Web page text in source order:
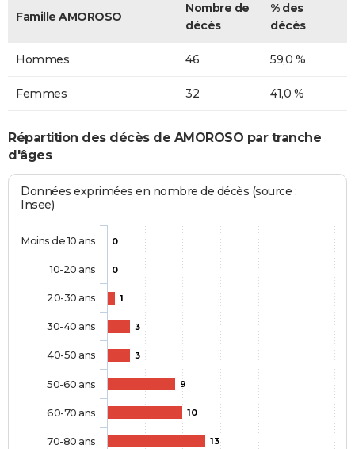
Famille AMOROSO
Nombre de
décès
% des
décès
Hommes 46 59,0 %
Femmes 32 41,0 %
Répartition des décès de AMOROSO par tranche
d'âges
Données exprimées en nombre de décès (source :
Insee)
0
0
1
3
3
9
10
13
Moins de 10 ans
10-20 ans
20-30 ans
30-40 ans
40-50 ans
50-60 ans
60-70 ans
70-80 ans